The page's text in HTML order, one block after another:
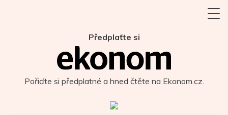
Předplaťte si
Pořiďte si předplatné a hned čtěte na Ekonom.cz.